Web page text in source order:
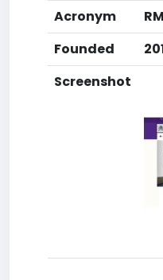
Acronym
Founded
Screenshot